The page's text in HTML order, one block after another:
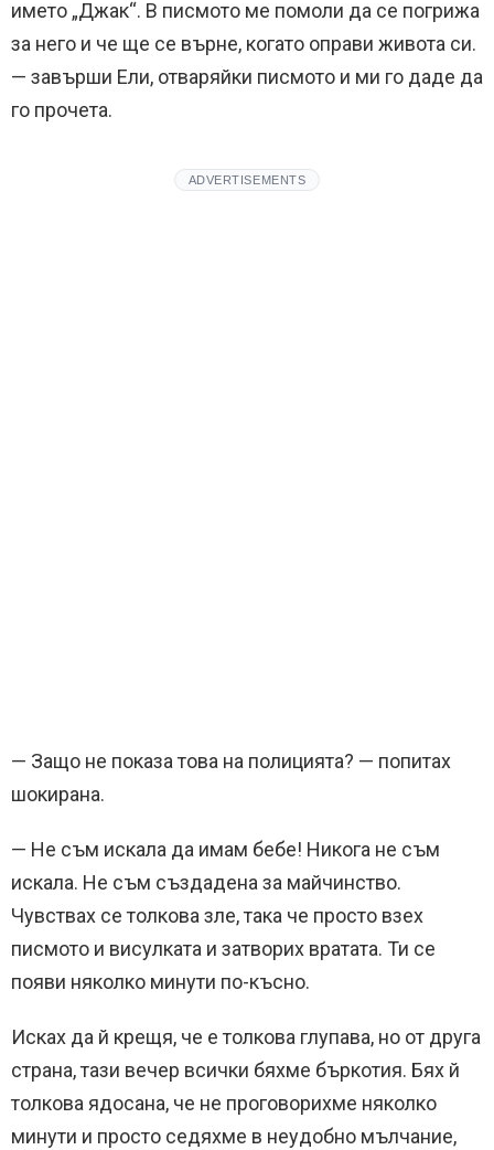
името „Джак“. В писмото ме помоли да се погрижа
за него и че ще се върне, когато оправи живота си.
— завърши Ели, отваряйки писмото и ми го даде да
го прочета.
ADVERTISEMENTS
— Защо не показа това на полицията? — попитах
шокирана.
— Не съм искала да имам бебе! Никога не съм
искала. Не съм създадена за майчинство.
Чувствах се толкова зле, така че просто взех
писмото и висулката и затворих вратата. Ти се
появи няколко минути по-късно.
Исках да й крещя, че е толкова глупава, но от друга
страна, тази вечер всички бяхме бъркотия. Бях й
толкова ядосана, че не проговорихме няколко
минути и просто седяхме в неудобно мълчание,